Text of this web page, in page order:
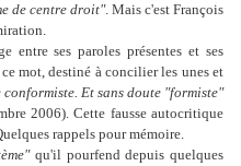
de centre droit". Mais c'est François
entre ses paroles présentes et ses
mot, destiné à concilier les unes et
Et sans doute "formiste"
2006). Cette fausse autocritique
rappels pour mémoire.
qu'il pourfend depuis quelques